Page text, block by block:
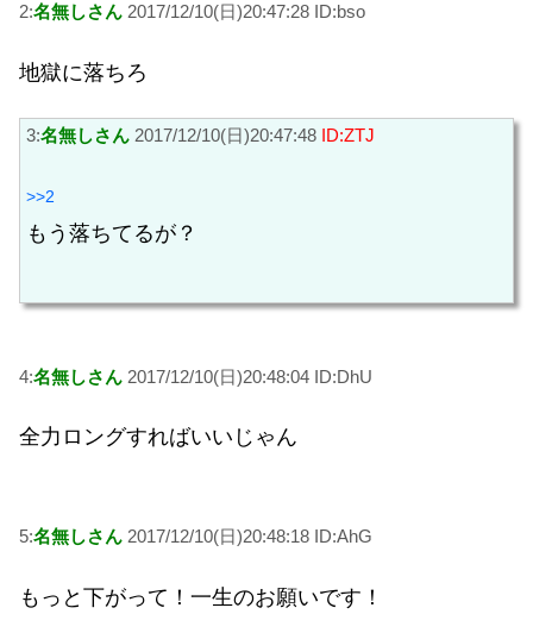
2:名無しさん 2017/12/10(日)20:47:28 ID:bso
地獄に落ちろ
3:名無しさん 2017/12/10(日)20:47:48 ID:ZTJ
>>2
もう落ちてるが？
4:名無しさん 2017/12/10(日)20:48:04 ID:DhU
全力ロングすればいいじゃん
5:名無しさん 2017/12/10(日)20:48:18 ID:AhG
もっと下がって！一生のお願いです！